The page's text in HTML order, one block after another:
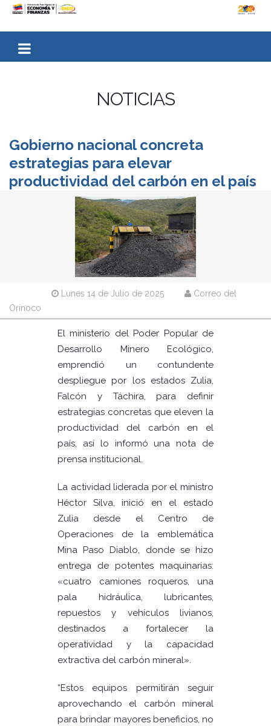
NOTICIAS
Gobierno nacional concreta
estrategias para elevar
productividad del carbón en el país
Lunes 14 de Julio de 2025
Correo del
Orinoco
El ministerio del Poder Popular de
Desarrollo Minero Ecológico,
emprendió un contundente
despliegue por los estados Zulia,
Falcón y Táchira, para definir
estrategias concretas que eleven la
productividad del carbón en el
país, así lo informó una nota de
prensa institucional.
La actividad liderada por el ministro
Héctor Silva, inició en el estado
Zulia desde el Centro de
Operaciones de la emblemática
Mina Paso Diablo, donde se hizo
entrega de potentes maquinarias:
«cuatro camiones roqueros, una
pala hidráulica, lubricantes,
repuestos y vehículos livianos,
destinados a fortalecer la
operatividad y la capacidad
extractiva del carbón mineral».
“Estos equipos permitirán seguir
aprovechando el carbón mineral
para brindar mayores beneficios, no